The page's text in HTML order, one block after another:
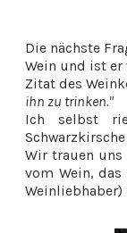
Die nächste
Wein und ist
Zitat des
ihn zu trinken."
Ich selbst
Wir trauen
vom Wein,
Weinliebhaber)